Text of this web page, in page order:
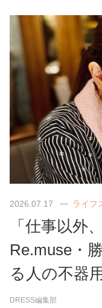
2026.07.17 ライフ
「仕事以外
Re.muse・
る人の不器
DRESS編集部